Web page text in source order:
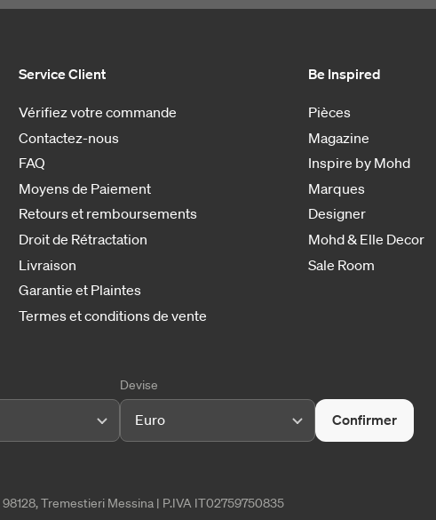
Service Client
Vérifiez votre commande
Contactez-nous
FAQ
Moyens de Paiement
Retours et remboursements
Droit de Rétractation
Livraison
Garantie et Plaintes
Termes et conditions de vente
Be Inspired
Pièces
Magazine
Inspire by Mohd
Marques
Designer
Mohd & Elle Decor
Sale Room
Devise
Euro Confirmer
98128, Tremestieri Messina | P.IVA IT02759750835